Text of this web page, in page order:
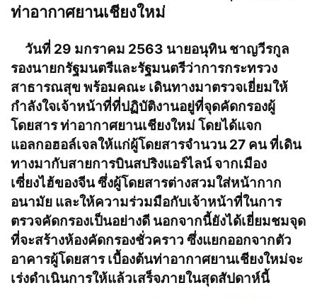
ท่าอากาศยานเชียงใหม่
วันที่ 29 มกราคม 2563 นายอนุทิน ชาญวีรกูล
รองนายกรัฐมนตรีและรัฐมนตรีว่าการกระทรวง
สาธารณสุข พร้อมคณะ เดินทางมาตรวจเยี่ยมให้
กำลังใจเจ้าหน้าที่ที่ปฏิบัติงานอยู่ที่จุดคัดกรองผู้
โดยสาร ท่าอากาศยานเชียงใหม่ โดยได้แจก
แอลกอฮอล์เจลให้แก่ผู้โดยสารจำนวน 27 คน ที่เดิน
ทางมากับสายการบินสปริงแอร์ไลน์ จากเมือง
เซี่ยงไฮ้ของจีน ซึ่งผู้โดยสารต่างสวมใส่หน้ากาก
อนามัย และให้ความร่วมมือกับเจ้าหน้าที่ในการ
ตรวจคัดกรองเป็นอย่างดี นอกจากนี้ยังได้เยี่ยมชมจุด
ที่จะสร้างห้องคัดกรองชั่วคราว ซึ่งแยกออกจากตัว
อาคารผู้โดยสาร เบื้องต้นท่าอากาศยานเชียงใหม่จะ
เร่งดำเนินการให้แล้วเสร็จภายในสุดสัปดาห์นี้